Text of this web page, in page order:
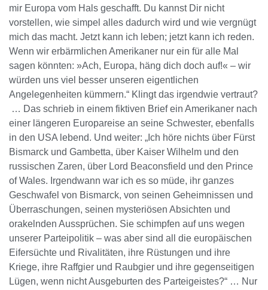
mir Europa vom Hals geschafft. Du kannst Dir nicht
vorstellen, wie simpel alles dadurch wird und wie vergnügt
mich das macht. Jetzt kann ich leben; jetzt kann ich reden.
Wenn wir erbärmlichen Amerikaner nur ein für alle Mal
sagen könnten: »Ach, Europa, häng dich doch auf!« – wir
würden uns viel besser unseren eigentlichen
Angelegenheiten kümmern.“ Klingt das irgendwie vertraut?
… Das schrieb in einem fiktiven Brief ein Amerikaner nach
einer längeren Europareise an seine Schwester, ebenfalls
in den USA lebend. Und weiter: „Ich höre nichts über Fürst
Bismarck und Gambetta, über Kaiser Wilhelm und den
russischen Zaren, über Lord Beaconsfield und den Prince
of Wales. Irgendwann war ich es so müde, ihr ganzes
Geschwafel von Bismarck, von seinen Geheimnissen und
Überraschungen, seinen mysteriösen Absichten und
orakelnden Aussprüchen. Sie schimpfen auf uns wegen
unserer Parteipolitik – was aber sind all die europäischen
Eifersüchte und Rivalitäten, ihre Rüstungen und ihre
Kriege, ihre Raffgier und Raubgier und ihre gegenseitigen
Lügen, wenn nicht Ausgeburten des Parteigeistes?“ … Nur